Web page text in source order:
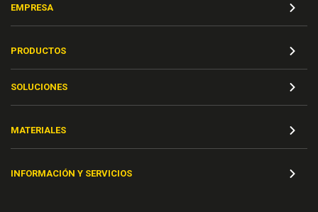
EMPRESA
PRODUCTOS
SOLUCIONES
MATERIALES
INFORMACIÓN Y SERVICIOS